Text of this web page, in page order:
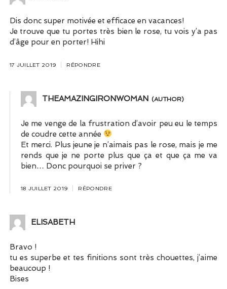
Dis donc super motivée et efficace en vacances!
Je trouve que tu portes très bien le rose, tu vois y’a pas
d’âge pour en porter! Hihi
17 JUILLET 2019 RÉPONDRE
THEAMAZINGIRONWOMAN
Je me venge de la frustration d’avoir peu eu le temps
de coudre cette année
Et merci. Plus jeune je n’aimais pas le rose, mais je me
rends que je ne porte plus que ça et que ça me va
bien… Donc pourquoi se priver ?
18 JUILLET 2019 RÉPONDRE
ELISABETH
Bravo !
tu es superbe et tes finitions sont très chouettes, j’aime
beaucoup !
Bises